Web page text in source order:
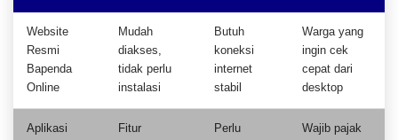
Website
Resmi
Bapenda
Online
Mudah
diakses,
tidak perlu
instalasi
Butuh
koneksi
internet
stabil
Warga yang
ingin cek
cepat dari
desktop
Aplikasi
Fitur
Perlu
Wajib pajak